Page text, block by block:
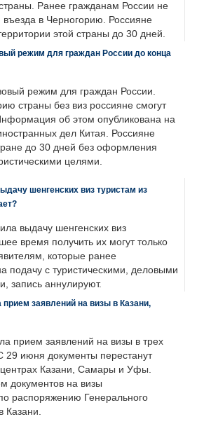
Ранее гражданам России не
въезда в Черногорию. Россияне
этой страны до 30 дней.
режим для граждан России до конца
режим для граждан России.
страны без виз россияне смогут
об этом опубликована на
дел Китая. Россияне
до 30 дней без оформления
целями.
шенгенских виз туристам из
выдачу шенгенских виз
время получить их могут только
которые ранее
подачу с туристическими, деловыми
запись аннулируют.
прием заявлений на визы в Казани,
прием заявлений на визы в трех
29 июня документы перестанут
центрах Казани, Самары и Уфы.
документов на визы
распоряжению Генерального
Казани.